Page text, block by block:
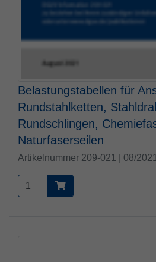
Belastungstabellen für
Rundstahlketten,
Rundschlingen,
Naturfaserseilen
Artikelnummer 209-021 | 08/2021